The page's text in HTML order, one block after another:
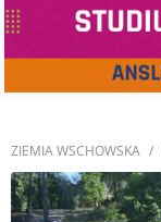
ZIEMIA WSCHOWSKA